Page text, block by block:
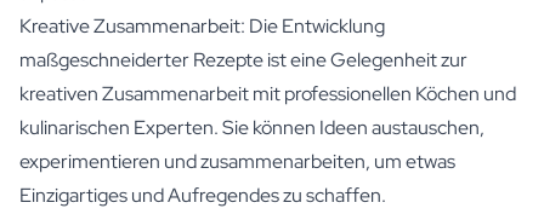
Kreative Zusammenarbeit: Die Entwicklung
maßgeschneiderter Rezepte ist eine Gelegenheit zur
kreativen Zusammenarbeit mit professionellen Köchen und
kulinarischen Experten. Sie können Ideen austauschen,
experimentieren und zusammenarbeiten, um etwas
Einzigartiges und Aufregendes zu schaffen.